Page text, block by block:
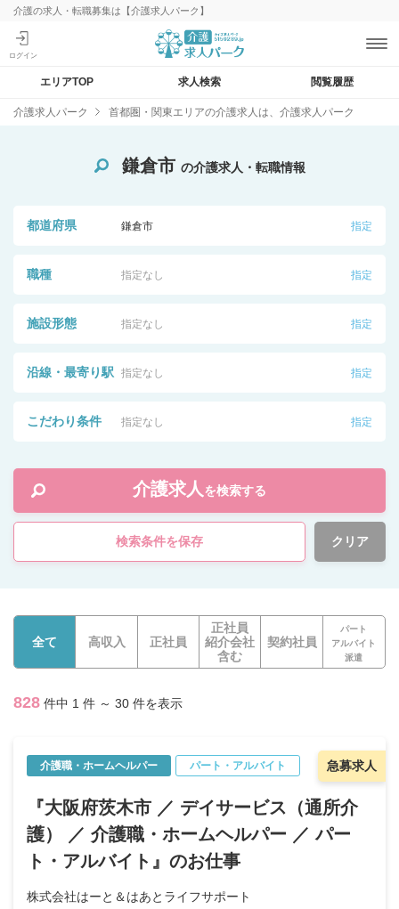
介護の求人・転職募集は【介護求人パーク】
エリアTOP 求人検索 閲覧履歴
介護求人パーク 首都圏・関東エリアの介護求人は、介護求人パーク
鎌倉市 の介護求人・転職情報
都道府県 鎌倉市 指定
職種 指定なし 指定
施設形態 指定なし 指定
沿線・最寄り駅 指定なし 指定
こだわり条件 指定なし 指定
介護求人 を検索する
検索条件を保存 クリア
全て 高収入 正社員
正社員
紹介会社
含む
契約社員
パート
アルバイト
派遣
828 件中 1 件 ～ 30 件を表示
急募求人
介護職・ホームヘルパー パート・アルバイト
『大阪府茨木市 ／ デイサービス（通所介
護） ／ 介護職・ホームヘルパー ／ パー
ト・アルバイト』のお仕事
株式会社はーと＆はあとライフサポート